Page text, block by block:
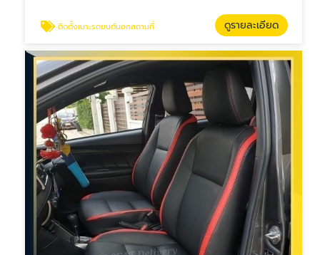
ติดตั้งเบาะรถยนต์นอกสถานที่ ดูรายละเอียด